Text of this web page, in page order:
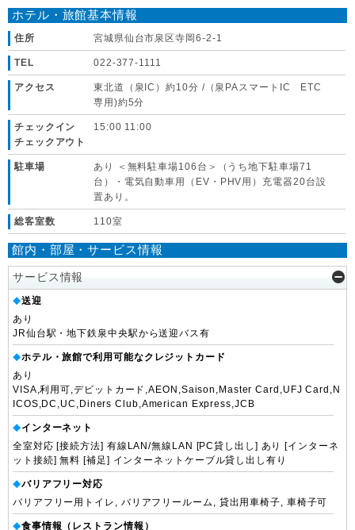
ホテル・旅館基本情報
住所 宮城県仙台市泉区寺岡6-2-1
TEL 022-377-1111
アクセス
東北道（泉IC）約10分 /（泉PAスマートIC ETC
専用)約5分
チェックイン
チェックアウト
15:00 11:00
駐車場
あり ＜無料駐車場106台＞（うち地下駐車場71
台）・電気自動車用（EV・PHV用）充電器20台設
置あり。
総客室数 110室
館内・部屋・サービス情報
サービス情報
◆送迎
あり
JR仙台駅・地下鉄泉中央駅から送迎バス有
◆ホテル・旅館で利用可能なクレジットカード
あり
VISA,利用可,デビットカード,AEON,Saison,Master Card,UFJ Card,N
ICOS,DC,UC,Diners Club,American Express,JCB
◆インターネット
全室対応 [接続方法] 有線LAN/無線LAN [PC貸し出し] あり [インターネ
ット接続] 無料 [補足] インターネットケーブル貸し出し有り
◆バリアフリー対応
バリアフリー用トイレ, バリアフリールーム, 貸出用車椅子, 車椅子可
◆食事情報（レストラン情報）